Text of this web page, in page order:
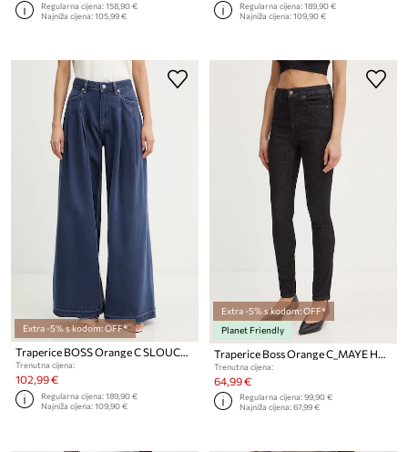
Regularna cijena:158,90 €
Najniža cijena:105,99 €
Regularna cijena:189,90 €
Najniža cijena:109,90 €
Extra -5% s kodom: OFF*
Traperice BOSS Orange C SLOUCHY 2PL MR
Trenutna cijena:
102,99 €
Regularna cijena:189,90 €
Najniža cijena:109,90 €
Extra -5% s kodom: OFF*
Planet Friendly
Trenutna cijena:
64,99 €
Regularna cijena:99,90 €
Najniža cijena:67,99 €